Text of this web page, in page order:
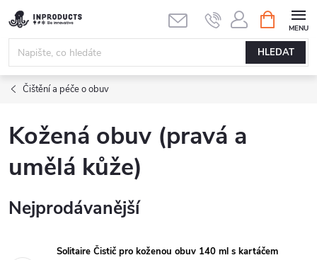
Přejít
na
obsah
HLEDAT
NÁKUPNÍ
KOŠÍK
Čištění a péče o obuv
Kožená obuv (pravá a
umělá kůže)
Nejprodávanější
Solitaire Čistič pro koženou obuv 140 ml s kartáčem